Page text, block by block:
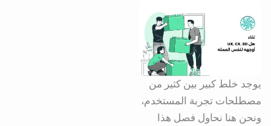
يوجد خلط كبير بين كثير من
مصطلحات تجربة المستخدم،
ونحن هنا نحاول فصل هذا